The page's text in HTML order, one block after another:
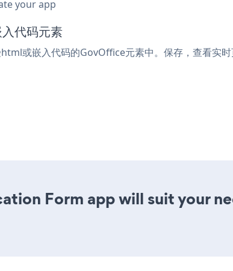
your app
代码元素
或嵌入代码的GovOffice元素中。保存，查看实
Form app will suit your